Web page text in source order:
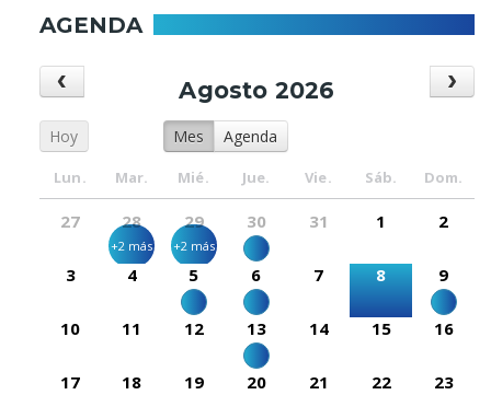
AGENDA
Hoy Mes Agenda
Agosto 2026
Lun. Mar. Mié. Jue. Vie. Sáb. Dom.
27 28 29 30 31 1 2
+2 más +2 más
3 4 5 6 7 8 9
10 11 12 13 14 15 16
17 18 19 20 21 22 23